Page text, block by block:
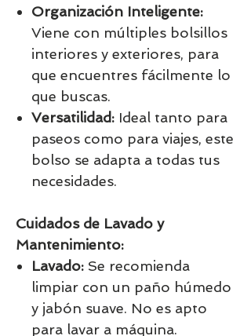
Organización Inteligente:
Viene con múltiples bolsillos
interiores y exteriores, para
que encuentres fácilmente lo
que buscas.
Versatilidad: Ideal tanto para
paseos como para viajes, este
bolso se adapta a todas tus
necesidades.
Cuidados de Lavado y
Mantenimiento:
Lavado: Se recomienda
limpiar con un paño húmedo
y jabón suave. No es apto
para lavar a máquina.